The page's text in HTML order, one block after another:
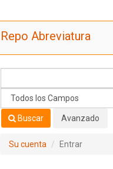
Repo Abreviatura
Buscar Avanzado
Su cuenta Entrar